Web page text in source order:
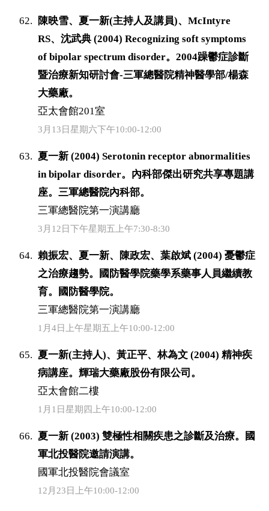
陳映雪、夏一新(主持人及講員)、McIntyre
RS、沈武典 (2004) Recognizing soft symptoms
of bipolar spectrum disorder。2004躁鬱症診斷
暨治療新知研討會-三軍總醫院精神醫學部/楊森
大藥廠。
亞太會館201室
3月13日星期六下午10:00-12:00
夏一新 (2004) Serotonin receptor abnormalities
in bipolar disorder。內科部傑出研究共享專題講
座。三軍總醫院內科部。
三軍總醫院第一演講廳
3月12日下午星期五上午7:30-8:30
賴振宏、夏一新、陳政宏、葉啟斌 (2004) 憂鬱症
之治療趨勢。國防醫學院藥學系藥事人員繼續教
育。國防醫學院。
三軍總醫院第一演講廳
1月4日上午星期五上午10:00-12:00
夏一新(主持人)、黃正平、林為文 (2004) 精神疾
病講座。輝瑞大藥廠股份有限公司。
亞太會館二樓
1月1日星期四上午10:00-12:00
夏一新 (2003) 雙極性相關疾患之診斷及治療。國
軍北投醫院邀請演講。
國軍北投醫院會議室
12月23日上午10:00-12:00